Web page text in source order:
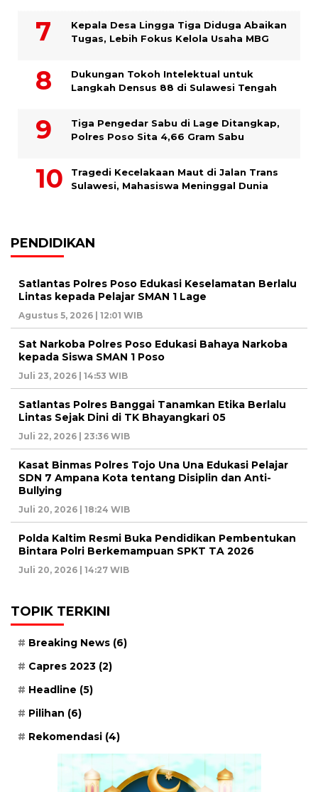
Kepala Desa Lingga Tiga Diduga Abaikan
Tugas, Lebih Fokus Kelola Usaha MBG
Dukungan Tokoh Intelektual untuk
Langkah Densus 88 di Sulawesi Tengah
Tiga Pengedar Sabu di Lage Ditangkap,
Polres Poso Sita 4,66 Gram Sabu
Tragedi Kecelakaan Maut di Jalan Trans
Sulawesi, Mahasiswa Meninggal Dunia
PENDIDIKAN
Satlantas Polres Poso Edukasi Keselamatan Berlalu
Lintas kepada Pelajar SMAN 1 Lage
Agustus 5, 2026 | 12:01 WIB
Sat Narkoba Polres Poso Edukasi Bahaya Narkoba
kepada Siswa SMAN 1 Poso
Juli 23, 2026 | 14:53 WIB
Satlantas Polres Banggai Tanamkan Etika Berlalu
Lintas Sejak Dini di TK Bhayangkari 05
Juli 22, 2026 | 23:36 WIB
Kasat Binmas Polres Tojo Una Una Edukasi Pelajar
SDN 7 Ampana Kota tentang Disiplin dan Anti-
Bullying
Juli 20, 2026 | 18:24 WIB
Polda Kaltim Resmi Buka Pendidikan Pembentukan
Bintara Polri Berkemampuan SPKT TA 2026
Juli 20, 2026 | 14:27 WIB
TOPIK TERKINI
Breaking News (6)
Capres 2023 (2)
Headline (5)
Pilihan (6)
Rekomendasi (4)